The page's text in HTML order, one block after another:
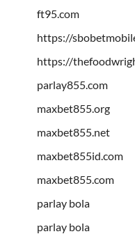
ft95.com
https://
https://
parlay855.com
maxbet855.org
maxbet855.net
maxbet855id.com
maxbet855.com
parlay bola
parlay bola